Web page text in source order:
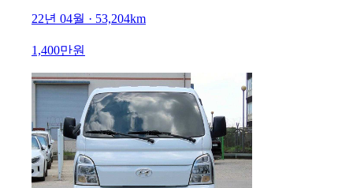
22년 04월 · 53,204km
1,400만원